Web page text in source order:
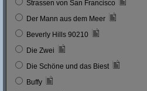
Strassen von San Francisco
Der Mann aus dem Meer
Beverly Hills 90210
Die Zwei
Die Schöne und das Biest
Buffy